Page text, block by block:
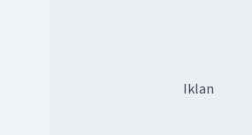
Iklan